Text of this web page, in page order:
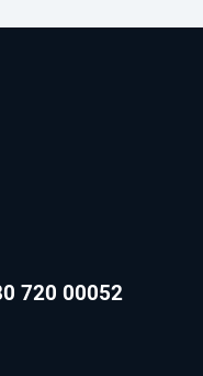
720 00052